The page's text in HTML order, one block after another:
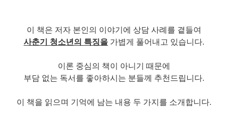
이 책은 저자 본인의 이야기에 상담 사례를 곁들여
사춘기 청소년의 특징을 가볍게 풀어내고 있습니다.
이론 중심의 책이 아니기 때문에
부담 없는 독서를 좋아하시는 분들께 추천드립니다.
이 책을 읽으며 기억에 남는 내용 두 가지를 소개합니다.